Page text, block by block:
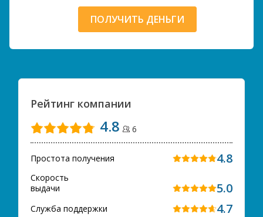
ПОЛУЧИТЬ ДЕНЬГИ
Рейтинг компании
4.8 6
Простота получения 4.8
Скорость
выдачи
5.0
Служба поддержки 4.7